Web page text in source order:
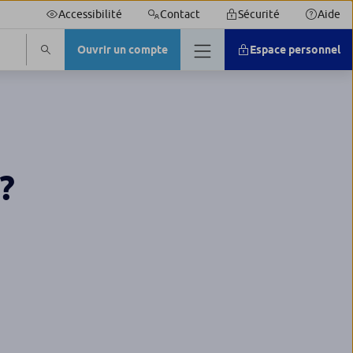
Accessibilité Contact Sécurité Aide
Ouvrir un compte Espace personnel